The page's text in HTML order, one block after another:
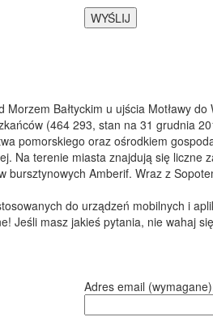
Bałtyckim u ujścia Motławy
(464 293, stan na 31 grudnia
pomorskiego oraz ośrodkiem
Na terenie miasta znajdują się
Amberif. Wraz z
do urządzeń mobilnych i
Jeśli masz jakieś pytania, nie wahaj
Adres email